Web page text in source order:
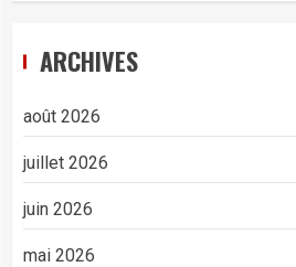
ARCHIVES
août 2026
juillet 2026
juin 2026
mai 2026